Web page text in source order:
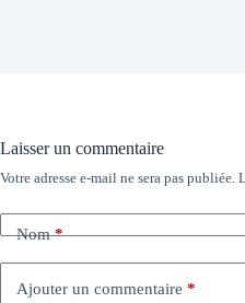
Laisser un commentaire
Votre adresse e-mail ne sera pas publiée.
Nom*
Ajouter un commentaire *